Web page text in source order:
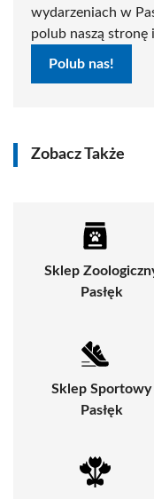
wydarzeniach w
polub naszą stronę
Polub nas!
Zobacz Także
Sklep
Pasłęk
Sklep Sportowy
Pasłęk